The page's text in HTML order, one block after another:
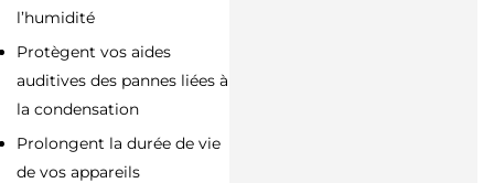
l’humidité
Protègent vos aides
auditives des pannes liées à
la condensation
Prolongent la durée de vie
de vos appareils